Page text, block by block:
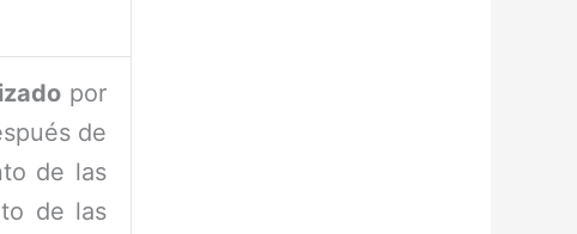
por
de
de las
de las